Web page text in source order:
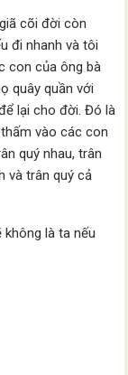
cõi đời còn
đi nhanh và tôi
con của ông bà
quây quần với
lại cho đời. Đó là
vào các con
quý nhau, trân
và trân quý cả
là ta nếu